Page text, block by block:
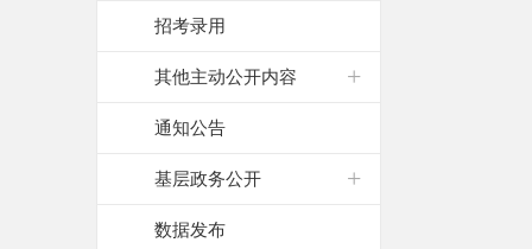
招考录用
其他主动公开内容
通知公告
基层政务公开
数据发布